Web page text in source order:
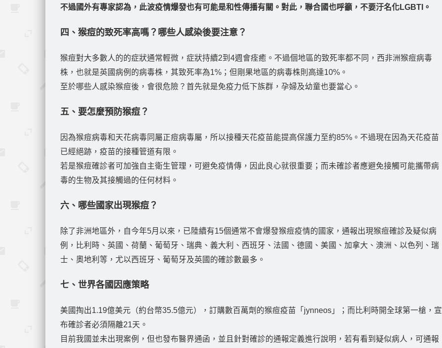
不過國外有專家認為，此波疫情爆發也有可能是和性傳播有關。對此，聯合國也呼籲，不要汙名化LGBTI。
四、猴痘的致死率高嗎？哪些人感染後要注意？
猴痘對大多數人的的症狀通常輕微，症狀持續2到4週會痊癒。不過個地區的致死率都不同，西非洲猴痘病毒
株，也就是英國病例的病毒株，其致死率為1%；但剛果地區的病毒株則高達10%。
至於哪些人感染猴痘後，會很危險？首先就是免疫力低下族群，孕婦及幼童也要當心。
五、要怎麼預防猴痘？
因為猴痘病毒和天花病毒同屬正痘病毒屬，所以接種天花疫苗能提高保護力至約85%。不過現在因為天花疫苗
已經絕跡，疫苗的接種管道有限。
若是猴痘確診者可加強自主衛生管理，可避免疫情傳，因此良心就很重要；而未確診者應避免接觸可能攜帶病
毒的生物及其接觸過的任何材料。
六、哪些國家出現猴痘？
除了非洲地區外，自今年5月以來，已陸續有15個通常不會爆發猴痘疫情的國家，通報出現猴痘確診及疑似病
例，比利時、英國、荷蘭、葡萄牙、瑞典、義大利、西班牙、法國、德國、美國、加拿大、澳洲、以色列、瑞
士、奧地利等，尤以西班牙、葡萄牙及英國的確診數最多。
七、世界各國因應策略
美國掏出1.19億美元（約台幣35.5億元），訂購數百萬劑的猴痘疫苗「jynneos」；而比利時開全球第一槍，宣
布確診者必須隔離21天。
目前我國並未出現案例，但也發布醫界通函，並且針對確診的通報定義進行說明，若有看到疑似病人，可通報